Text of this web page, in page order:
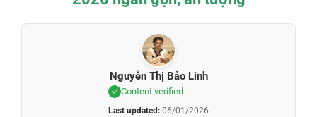
Nguyễn Thị Bảo Linh
Content verified
Last updated: 06/01/2026